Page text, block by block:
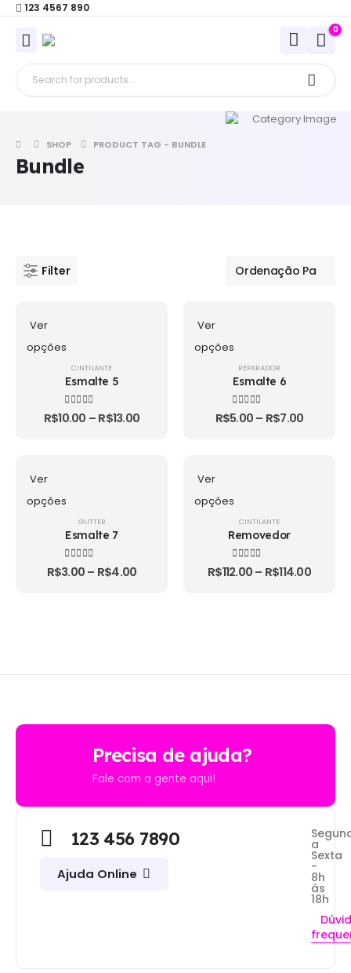
123 4567 890
0
SHOP PRODUCT TAG - BUNDLE
Bundle
Filter
Ver
opções
CINTILANTE
Esmalte 5
4.00out of 5
R$10.00 –R$13.00
Ver
opções
REPARADOR
Esmalte 6
3.67out of 5
R$5.00– R$7.00
Ver
opções
GLITTER
Esmalte 7
4.00out of 5
R$3.00– R$4.00
Ver
opções
CINTILANTE
Removedor
3.67out of 5
R$112.00– R$114.00
Precisa de ajuda?
Fale com a gente aqui!
123 456 7890
Ajuda Online
a
Sexta
-
8h
às
18h